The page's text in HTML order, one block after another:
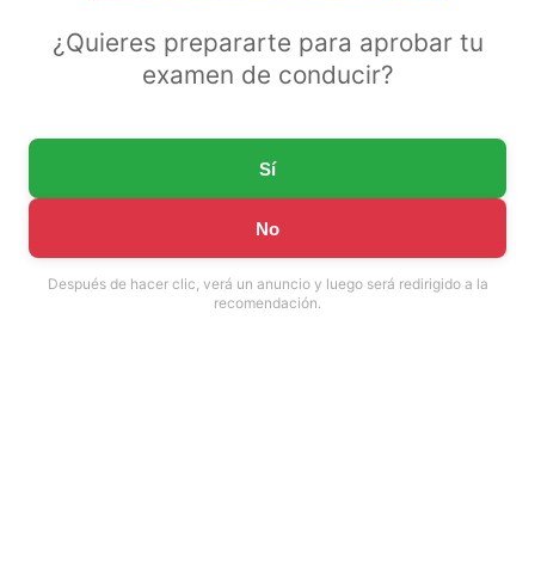
¿Quieres prepararte para aprobar tu
examen de conducir?
Sí
No
Después de hacer clic, verá un anuncio y luego será redirigido a la
recomendación.